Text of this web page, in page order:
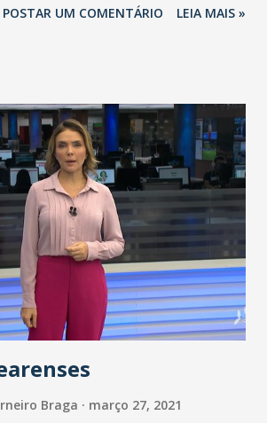
o 4 de Julho. O Fortaleza reassume a
Igor Torres (Róbson), Gustavo
Paulista), David (Osvaldo), Matheus
Cartão amarelo: Marcelo Boeck,
Torres e Wellington Paulista.
POSTAR UM COMENTÁRIO LEIA MAIS »
Braga março 27, 2021